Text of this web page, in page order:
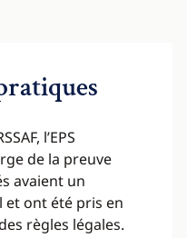
l’EPS
de la preuve
avaient un
et ont été pris en
règles légales.